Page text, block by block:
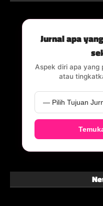
Jurnal apa
Aspek diri apa yang
atau